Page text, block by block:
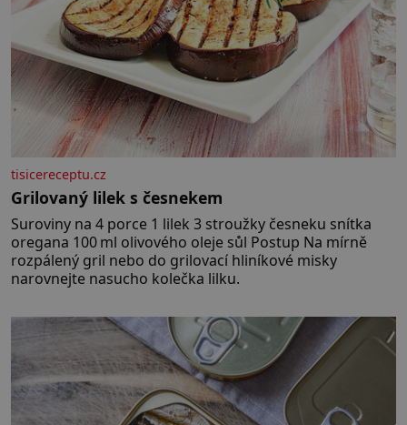
tisicereceptu.cz
Grilovaný lilek s česnekem
Suroviny na 4 porce 1 lilek 3 stroužky česneku snítka
oregana 100 ml olivového oleje sůl Postup Na mírně
rozpálený gril nebo do grilovací hliníkové misky
narovnejte nasucho kolečka lilku.